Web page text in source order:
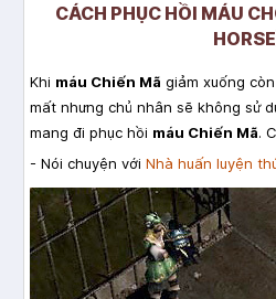
CÁCH PHỤC HỒI MÁU
Khi máu Chiến Mã giảm xuống
mất nhưng chủ nhân sẽ không sử
mang đi phục hồi máu Chiến Mã.
- Nói chuyện với Nhà huấn luyện